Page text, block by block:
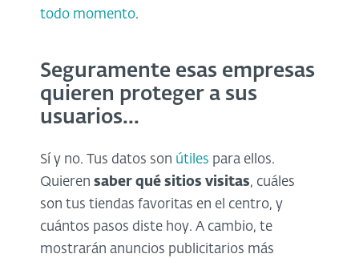
todo momento.
Seguramente esas empresas
quieren proteger a sus
usuarios...
Sí y no. Tus datos son útiles para ellos.
Quieren saber qué sitios visitas, cuáles
son tus tiendas favoritas en el centro, y
cuántos pasos diste hoy. A cambio, te
mostrarán anuncios publicitarios más